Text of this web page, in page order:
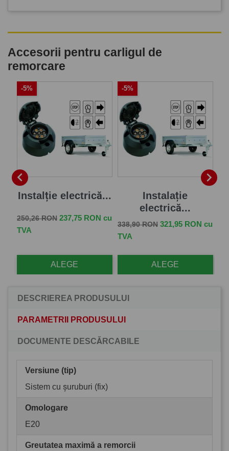
Accesorii pentru carligul de
remorcare

Instalție electrică...
Pret de baza
250,26 RON Pret
237,75 RON cu
TVA
ALEGE
-5%
Instalație
electrică...
Pret de baza
338,90 RON Pret
321,95 RON cu
TVA
ALEGE
-5%

DESCRIEREA PRODUSULUI
PARAMETRII PRODUSULUI
DOCUMENTE DESCĂRCABILE
Versiune (tip)
Sistem cu șuruburi (fix)
Omologare
E20
Greutatea maximă a remorcii